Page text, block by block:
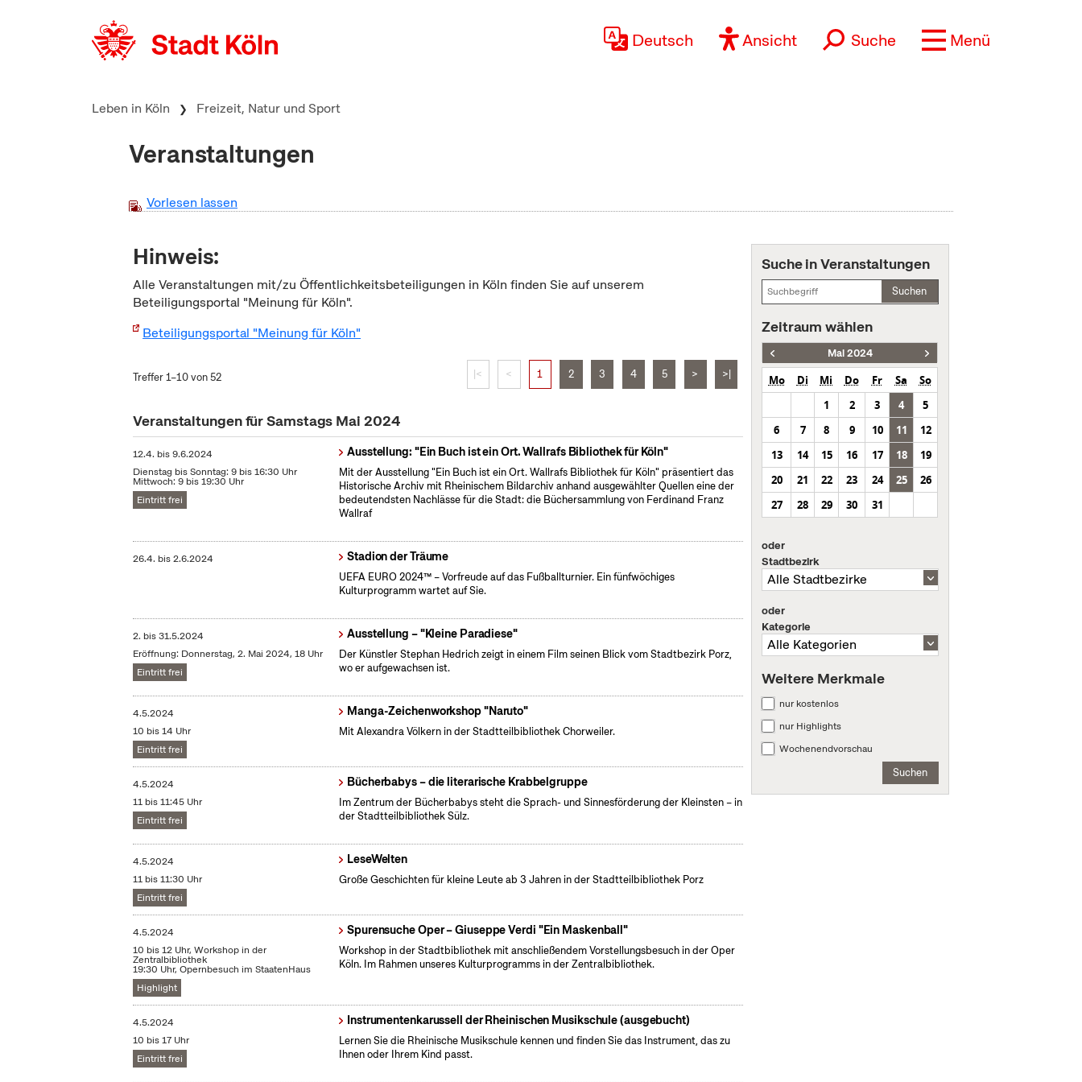
Deutsch Ansicht Suche Menü
Leben in Köln Freizeit, Natur und Sport
Veranstaltungen
Vorlesen lassen
Hinweis:
Alle Veranstaltungen mit/zu Öffentlichkeitsbeteiligungen in Köln finden Sie auf unserem
Beteiligungsportal "Meinung für Köln".
Beteiligungsportal "Meinung für Köln"
Treffer 1–10 von 52 |< < 1 2 3 4 5 > >|
Veranstaltungen für Samstags Mai 2024
12.4. bis9.6.2024
Dienstag bis Sonntag: 9 bis 16:30 Uhr
Mittwoch: 9 bis 19:30 Uhr
Eintritt frei
Ausstellung: "Ein Buch ist ein Ort. Wallrafs Bibliothek für Köln"
Mit der Ausstellung "Ein Buch ist ein Ort. Wallrafs Bibliothek für Köln" präsentiert das
Historische Archiv mit Rheinischem Bildarchiv anhand ausgewählter Quellen eine der
bedeutendsten Nachlässe für die Stadt: die Büchersammlung von Ferdinand Franz
Wallraf
26.4. bis2.6.2024 Stadion der Träume
UEFA EURO 2024™ – Vorfreude auf das Fußballturnier. Ein fünfwöchiges
Kulturprogramm wartet auf Sie.
2. bis31.5.2024
Eröffnung: Donnerstag, 2. Mai 2024, 18 Uhr
Eintritt frei
Ausstellung – "Kleine Paradiese"
Der Künstler Stephan Hedrich zeigt in einem Film seinen Blick vom Stadtbezirk Porz,
wo er aufgewachsen ist.
4.5.2024
10 bis 14 Uhr
Eintritt frei
Manga-Zeichenworkshop "Naruto"
Mit Alexandra Völkern in der Stadtteilbibliothek Chorweiler.
4.5.2024
11 bis 11:45 Uhr
Eintritt frei
Bücherbabys – die literarische Krabbelgruppe
Im Zentrum der Bücherbabys steht die Sprach- und Sinnesförderung der Kleinsten – in
der Stadtteilbibliothek Sülz.
4.5.2024
11 bis 11:30 Uhr
Eintritt frei
LeseWelten
Große Geschichten für kleine Leute ab 3 Jahren in der Stadtteilbibliothek Porz
4.5.2024
10 bis 12 Uhr, Workshop in der
Zentralbibliothek
19:30 Uhr, Opernbesuch im StaatenHaus
Highlight
Spurensuche Oper – Giuseppe Verdi "Ein Maskenball"
Workshop in der Stadtbibliothek mit anschließendem Vorstellungsbesuch in der Oper
Köln. Im Rahmen unseres Kulturprogramms in der Zentralbibliothek.
4.5.2024
10 bis 17 Uhr
Eintritt frei
Instrumentenkarussell der Rheinischen Musikschule (ausgebucht)
Lernen Sie die Rheinische Musikschule kennen und finden Sie das Instrument, das zu
Ihnen oder Ihrem Kind passt.
Suche in Veranstaltungen
Suchen
Zeitraum wählen
Mai 2024
Mo Di Mi Do Fr Sa
So
1
2 3 4
5
6
7 8 9 10 11
12
13
14 15 16 17 18
19
20
21 22 23 24 25
26
27
28 29 30 31
oder
Stadtbezirk
oder
Kategorie
Weitere Merkmale
nur kostenlos
nur Highlights
Wochenendvorschau
Suchen